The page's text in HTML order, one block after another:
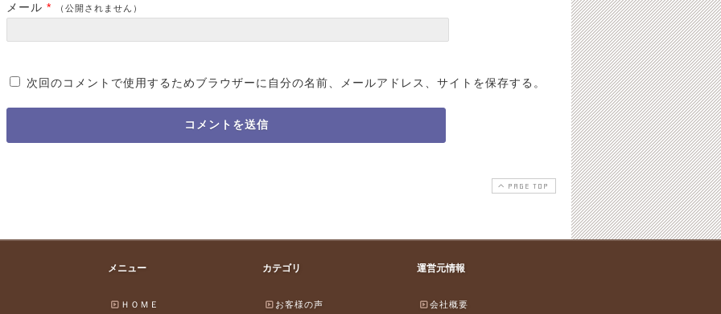
メール * （公開されません）
次回のコメントで使用するためブラウザーに自分の名前、メールアドレス、サイトを保存する。
PAGE TOP
メニュー
ＨＯＭＥ
カテゴリ
お客様の声
運営元情報
会社概要